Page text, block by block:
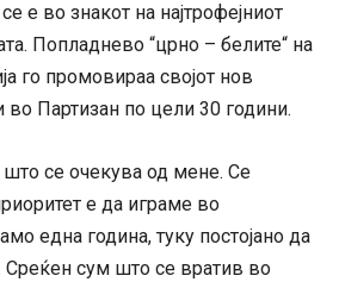
е во знакот на најтрофејниот
Попладнево “црно – белите“ на
го промовираа својот нов
во Партизан по цели 30 години.
се очекува од мене. Се
е да играме во
една година, туку постојано да
сум што се вратив во